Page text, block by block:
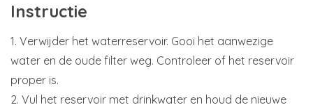
Instructie
1. Verwijder het waterreservoir. Gooi het aanwezige
water en de oude filter weg. Controleer of het reservoir
proper is.
2. Vul het reservoir met drinkwater en houd de nieuwe